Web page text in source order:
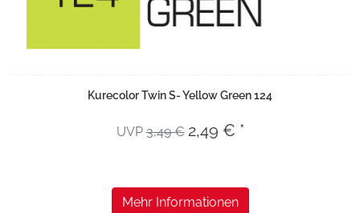
Kurecolor Twin S- Yellow Green 124
UVP3,49 € 2,49 € *
Mehr Informationen